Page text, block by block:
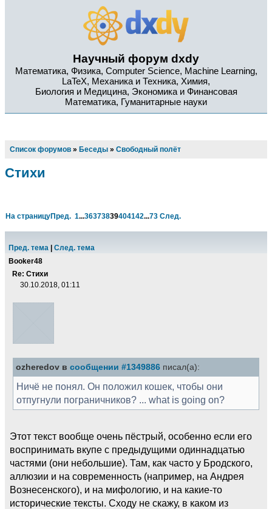
Научный форум dxdy
Математика, Физика, Computer Science, Machine Learning,
LaTeX, Механика и Техника, Химия,
Биология и Медицина, Экономика и Финансовая
Математика, Гуманитарные науки
Список форумов » Беседы » Свободный полёт
Стихи
На страницуПред. 1...36373839404142...73 След.
Пред. тема
След. тема
Booker48
Re: Стихи
30.10.2018, 01:11
ozheredov в сообщении #1349886 писал(а):
Ничё не понял. Он положил кошек, чтобы они
отпугнули пограничников? ... what is going on?
Этот текст вообще очень пёстрый, особенно если его
воспринимать вкупе с предыдущими одиннадцатью
частями (они небольшие). Там, как часто у Бродского,
аллюзии и на современность (например, на Андрея
Вознесенского), и на мифологию, и на какие-то
исторические тексты. Сходу не скажу, в каком из